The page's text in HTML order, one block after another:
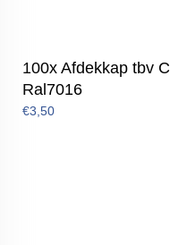
100x Afdekkap tbv
Ral7016
€3,50